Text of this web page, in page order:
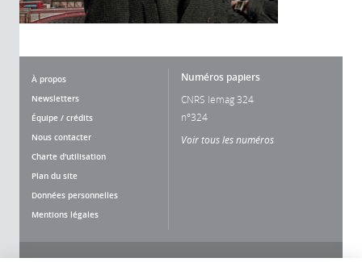
À propos
Newsletters
Équipe / crédits
Nous contacter
Charte d'utilisation
Plan du site
Données personnelles
Mentions légales
Numéros papiers
CNRS lemag 324
n°324
Voir tous les numéros